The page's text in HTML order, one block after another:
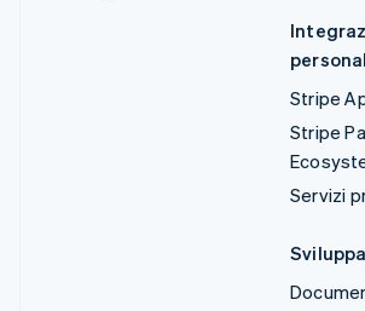
Stripe
Stripe
Servizi